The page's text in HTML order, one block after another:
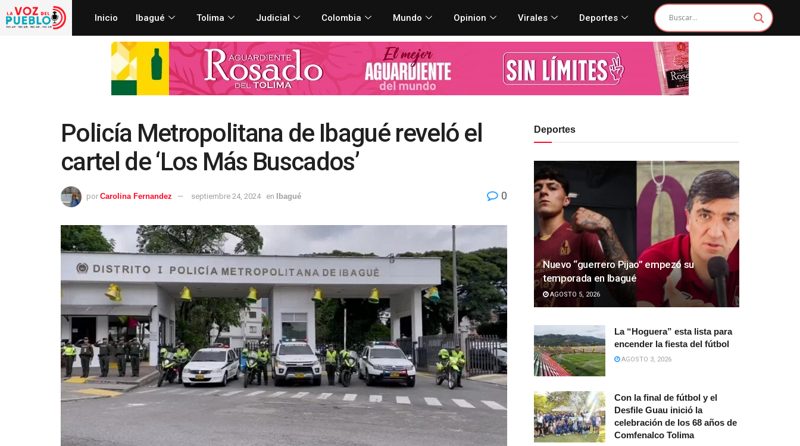
Inicio Ibagué Tolima Judicial Colombia Mundo Opinion Virales Deportes
Policía Metropolitana de Ibagué reveló el
cartel de ‘Los Más Buscados’
por Carolina Fernandez septiembre 24, 2024 en Ibagué 0
Deportes
Nuevo “guerrero Pijao” empezó su
temporada en Ibagué
AGOSTO 5, 2026
La “Hoguera” esta lista para
encender la fiesta del fútbol
AGOSTO 3, 2026
Con la final de fútbol y el
Desfile Guau inició la
celebración de los 68 años de
Comfenalco Tolima